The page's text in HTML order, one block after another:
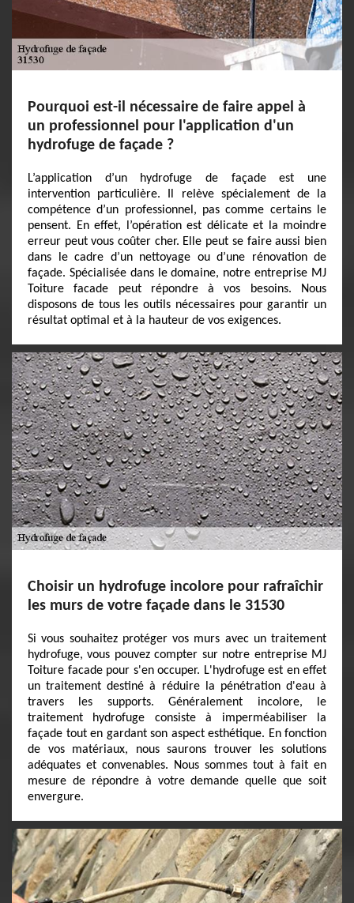
Pourquoi est-il nécessaire de faire appel à
un professionnel pour l'application d'un
hydrofuge de façade ?
L’application d’un hydrofuge de façade est une
intervention particulière. Il relève spécialement de la
compétence d’un professionnel, pas comme certains le
pensent. En effet, l’opération est délicate et la moindre
erreur peut vous coûter cher. Elle peut se faire aussi bien
dans le cadre d’un nettoyage ou d’une rénovation de
façade. Spécialisée dans le domaine, notre entreprise MJ
Toiture facade peut répondre à vos besoins. Nous
disposons de tous les outils nécessaires pour garantir un
résultat optimal et à la hauteur de vos exigences.
Choisir un hydrofuge incolore pour rafraîchir
les murs de votre façade dans le 31530
Si vous souhaitez protéger vos murs avec un traitement
hydrofuge, vous pouvez compter sur notre entreprise MJ
Toiture facade pour s'en occuper. L'hydrofuge est en effet
un traitement destiné à réduire la pénétration d'eau à
travers les supports. Généralement incolore, le
traitement hydrofuge consiste à imperméabiliser la
façade tout en gardant son aspect esthétique. En fonction
de vos matériaux, nous saurons trouver les solutions
adéquates et convenables. Nous sommes tout à fait en
mesure de répondre à votre demande quelle que soit
envergure.